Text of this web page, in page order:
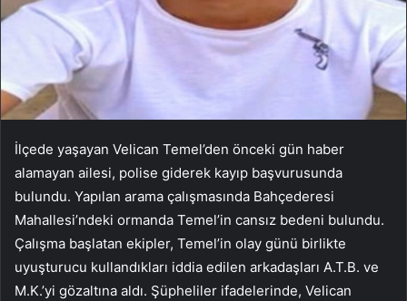
İlçede yaşayan Velican Temel’den önceki gün haber
alamayan ailesi, polise giderek kayıp başvurusunda
bulundu. Yapılan arama çalışmasında Bahçederesi
Mahallesi’ndeki ormanda Temel’in cansız bedeni bulundu.
Çalışma başlatan ekipler, Temel’in olay günü birlikte
uyuşturucu kullandıkları iddia edilen arkadaşları A.T.B. ve
M.K.’yi gözaltına aldı. Şüpheliler ifadelerinde, Velican